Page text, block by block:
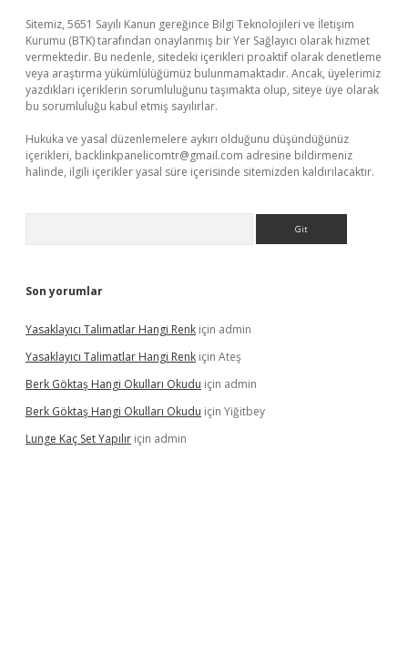
Sitemiz, 5651 Sayılı Kanun gereğince Bilgi Teknolojileri ve İletişim
Kurumu (BTK) tarafından onaylanmış bir Yer Sağlayıcı olarak hizmet
vermektedir. Bu nedenle, sitedeki içerikleri proaktif olarak denetleme
veya araştırma yükümlülüğümüz bulunmamaktadır. Ancak, üyelerimiz
yazdıkları içeriklerin sorumluluğunu taşımakta olup, siteye üye olarak
bu sorumluluğu kabul etmiş sayılırlar.
Hukuka ve yasal düzenlemelere aykırı olduğunu düşündüğünüz
içerikleri, backlinkpanelicomtr@gmail.com adresine bildirmeniz
halinde, ilgili içerikler yasal süre içerisinde sitemizden kaldırılacaktır.
Son yorumlar
Yasaklayıcı Talimatlar Hangi Renk için admin
Yasaklayıcı Talimatlar Hangi Renk için Ateş
Berk Göktaş Hangi Okulları Okudu için admin
Berk Göktaş Hangi Okulları Okudu için Yiğitbey
Lunge Kaç Set Yapılır için admin